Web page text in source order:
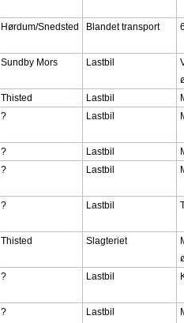
Hørdum/Snedsted Blandet transport
Sundby Mors Lastbil
Thisted Lastbil
? Lastbil
? Lastbil
? Lastbil
? Lastbil
Thisted Slagteriet
? Lastbil
? Lastbil